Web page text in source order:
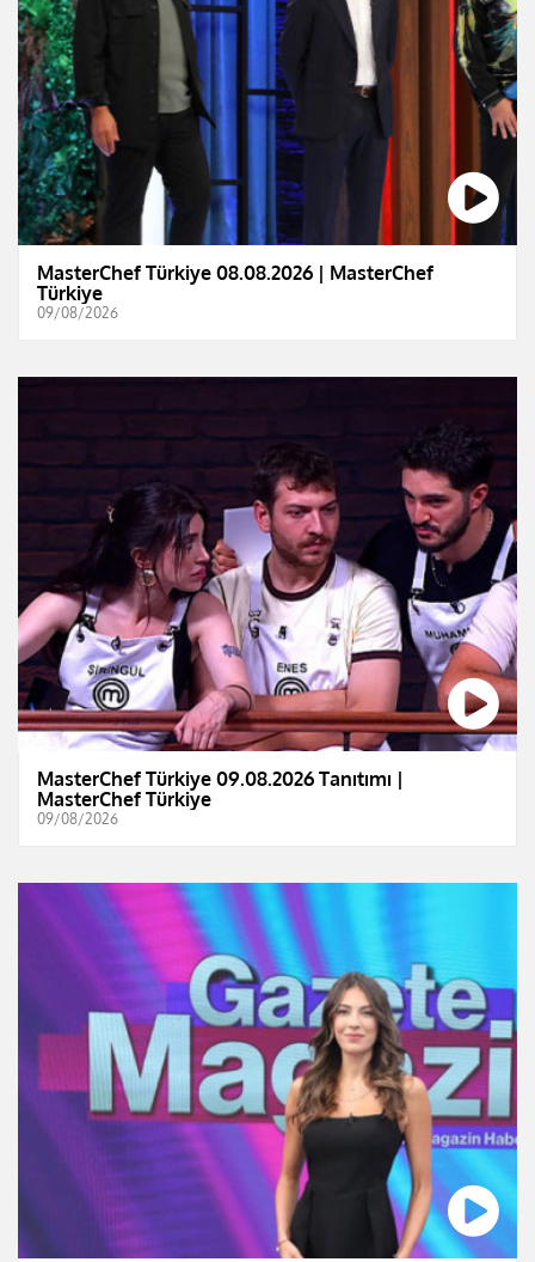
MasterChef Türkiye 08.08.2026 | MasterChef
Türkiye
09/08/2026
MasterChef Türkiye 09.08.2026 Tanıtımı |
MasterChef Türkiye
09/08/2026